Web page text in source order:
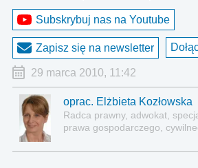
Subskrybuj nas na Youtube
Zapisz się na newsletter
29 marca 2010, 11:42
oprac. Elżbieta Kozłowska
Radca prawny, adwokat,
prawa gospodarczego,